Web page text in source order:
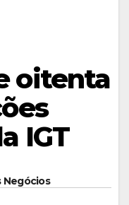
oitenta
IGT
Negócios